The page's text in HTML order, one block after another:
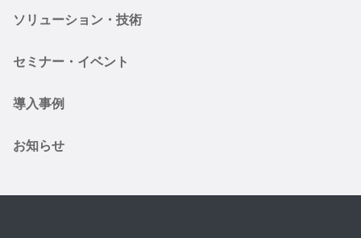
ソリューション・技術
セミナー・イベント
導入事例
お知らせ